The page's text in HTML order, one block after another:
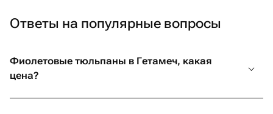
Ответы на популярные вопросы
Фиолетовые тюльпаны в Гетамеч, какая
цена?